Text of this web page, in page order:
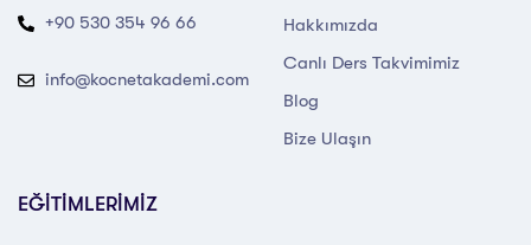
+90 530 354 96 66
info@kocnetakademi.com
Hakkımızda
Canlı Ders Takvimimiz
Blog
Bize Ulaşın
EĞİTİMLERİMİZ